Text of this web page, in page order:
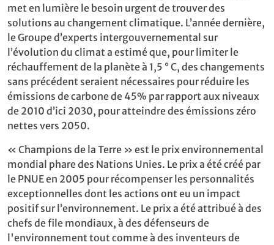
met en lumière le besoin urgent de trouver des
solutions au changement climatique. L’année dernière,
le Groupe d’experts intergouvernemental sur
l’évolution du climat a estimé que, pour limiter le
réchauffement de la planète à 1,5 ° C, des changements
sans précédent seraient nécessaires pour réduire les
émissions de carbone de 45% par rapport aux niveaux
de 2010 d’ici 2030, pour atteindre des émissions zéro
nettes vers 2050.
« Champions de la Terre » est le prix environnemental
mondial phare des Nations Unies. Le prix a été créé par
le PNUE en 2005 pour récompenser les personnalités
exceptionnelles dont les actions ont eu un impact
positif sur l’environnement. Le prix a été attribué à des
chefs de file mondiaux, à des défenseurs de
l'environnement tout comme à des inventeurs de